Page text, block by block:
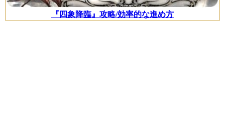
『四象降臨』攻略/効率的な進め方